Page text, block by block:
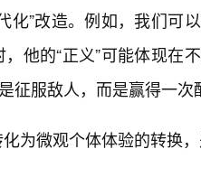
化”改造。例如，我们可
他的“正义”可能体现在
征服敌人，而是赢得一次
为微观个体体验的转换，